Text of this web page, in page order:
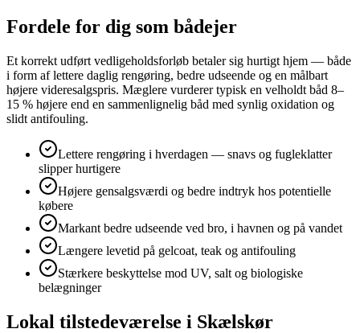
Fordele for dig som bådejer
Et korrekt udført vedligeholdsforløb betaler sig hurtigt hjem — både
i form af lettere daglig rengøring, bedre udseende og en målbart
højere videresalgspris. Mæglere vurderer typisk en velholdt båd 8–
15 % højere end en sammenlignelig båd med synlig oxidation og
slidt antifouling.
Lettere rengøring i hverdagen — snavs og fugleklatter
slipper hurtigere
Højere gensalgsværdi og bedre indtryk hos potentielle
købere
Markant bedre udseende ved bro, i havnen og på vandet
Længere levetid på gelcoat, teak og antifouling
Stærkere beskyttelse mod UV, salt og biologiske
belægninger
Lokal tilstedeværelse i Skælskør